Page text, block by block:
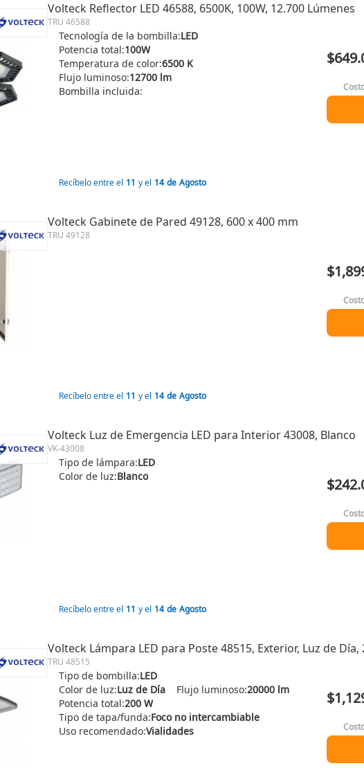
Volteck Reflector LED 46588, 6500K, 100W, 12.700 Lúmenes
TRU 46588
Tecnología de la bombilla:LED
Potencia total:100W
Temperatura de color:6500 K
Flujo luminoso:12700 lm
Bombilla incluida:
Recíbelo entre el 11 y el 14 de Agosto
Volteck Gabinete de Pared 49128, 600 x 400 mm
TRU 49128
Recíbelo entre el 11 y el 14 de Agosto
Volteck Luz de Emergencia LED para Interior 43008, Blanco
VK-43008
Tipo de lámpara:LED
Color de luz:Blanco
Recíbelo entre el 11 y el 14 de Agosto
Volteck Lámpara LED para Poste 48515, Exterior, Luz de
TRU 48515
Tipo de bombilla:LED
Color de luz:Luz de Día Flujo luminoso:20000 lm
Potencia total:200 W
Tipo de tapa/funda:Foco no intercambiable
Uso recomendado:Vialidades